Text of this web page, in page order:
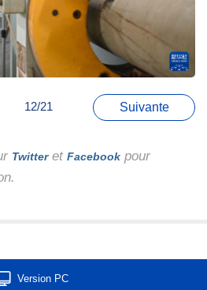
12/21 Suivante
Twitteret Facebook pour
Version PC